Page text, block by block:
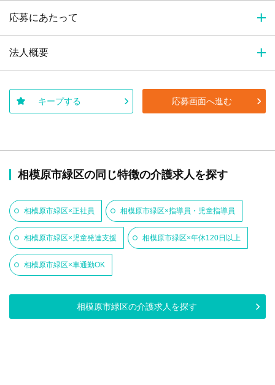
応募にあたって
法人概要
キープする 応募画面へ進む
相模原市緑区の同じ特徴の介護求人を探す
相模原市緑区×正社員 相模原市緑区×指導員・児童指導員
相模原市緑区×児童発達支援 相模原市緑区×年休120日以上
相模原市緑区×車通勤OK
相模原市緑区の介護求人を探す